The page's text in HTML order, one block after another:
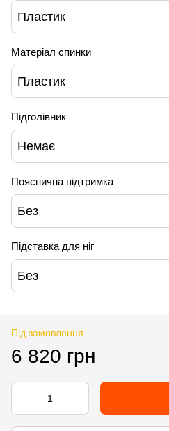
Пластик
Матеріал спинки
Пластик
Підголівник
Немає
Пояснична підтримка
Без
Підставка для ніг
Без
Під замовлення
6 820 грн